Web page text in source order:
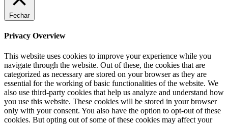
Fechar
Privacy Overview
This website uses cookies to improve your experience while you
navigate through the website. Out of these, the cookies that are
categorized as necessary are stored on your browser as they are
essential for the working of basic functionalities of the website. We
also use third-party cookies that help us analyze and understand how
you use this website. These cookies will be stored in your browser
only with your consent. You also have the option to opt-out of these
cookies. But opting out of some of these cookies may affect your